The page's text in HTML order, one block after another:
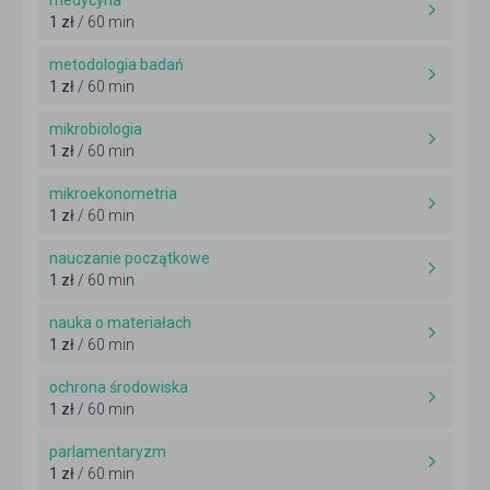
1 zł/ 60 min
metodologia badań
1 zł/ 60 min
mikrobiologia
1 zł/ 60 min
mikroekonometria
1 zł/ 60 min
nauczanie początkowe
1 zł/ 60 min
nauka o materiałach
1 zł/ 60 min
ochrona środowiska
1 zł/ 60 min
parlamentaryzm
1 zł/ 60 min